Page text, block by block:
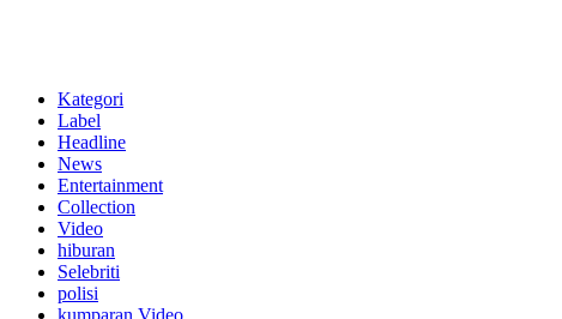
Kategori
Label
Headline
News
Entertainment
Collection
Video
hiburan
Selebriti
polisi
kumparan Video